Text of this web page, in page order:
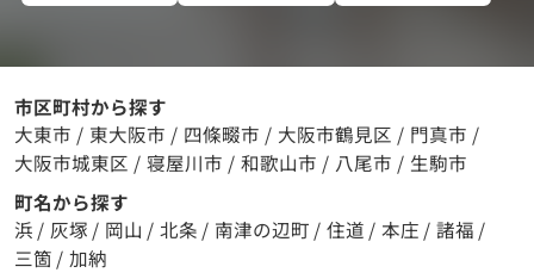
市区町村から探す
大東市 / 東大阪市 / 四條畷市 / 大阪市鶴見区 / 門真市 /
大阪市城東区 / 寝屋川市 / 和歌山市 / 八尾市 / 生駒市
町名から探す
浜 / 灰塚 / 岡山 / 北条 / 南津の辺町 / 住道 / 本庄 / 諸福 /
三箇 / 加納